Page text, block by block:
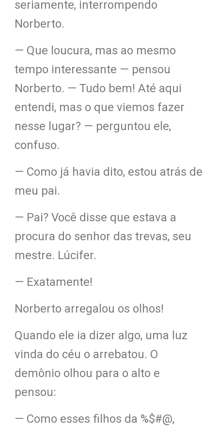
seriamente, interrompendo
Norberto.
— Que loucura, mas ao mesmo
tempo interessante — pensou
Norberto. — Tudo bem! Até aqui
entendi, mas o que viemos fazer
nesse lugar? — perguntou ele,
confuso.
— Como já havia dito, estou atrás de
meu pai.
— Pai? Você disse que estava a
procura do senhor das trevas, seu
mestre. Lúcifer.
— Exatamente!
Norberto arregalou os olhos!
Quando ele ia dizer algo, uma luz
vinda do céu o arrebatou. O
demônio olhou para o alto e
pensou:
— Como esses filhos da %$#@,